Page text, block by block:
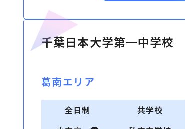
千葉日本大学第一中学校
葛南エリア
全日制
共学校